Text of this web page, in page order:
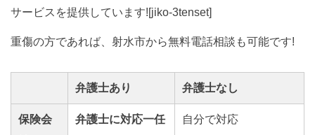
サービスを提供しています![jiko-3tenset]
重傷の方であれば、射水市から無料電話相談も可能です!
弁護士あり 弁護士なし
保険会
弁護士に対応一任 自分で対応